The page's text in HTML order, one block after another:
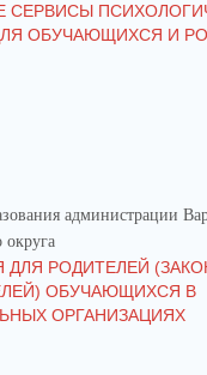
СЕРВИСЫ
ОБУЧАЮЩИХСЯ И
администрации
ДЛЯ РОДИТЕЛЕЙ
ОБУЧАЮЩИХСЯ В
ОРГАНИЗАЦИЯХ